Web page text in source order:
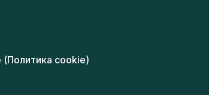
(Политика cookie)